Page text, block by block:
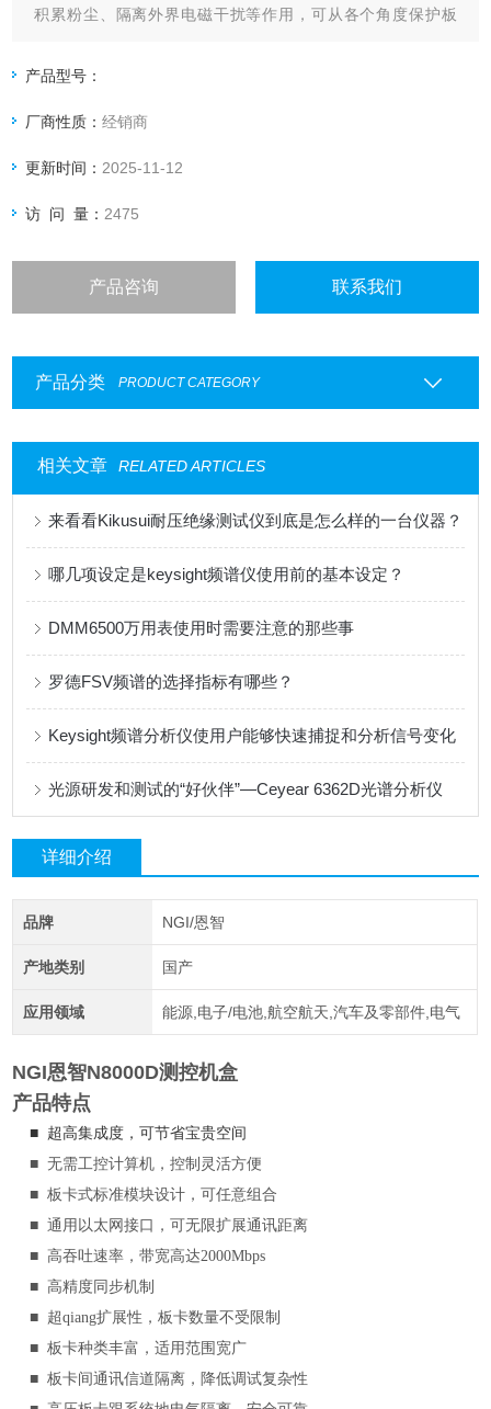
积累粉尘、隔离外界电磁干扰等作用，可从各个角度保护板
产品型号：
厂商性质：经销商
更新时间：2025-11-12
访 问 量：2475
产品咨询 联系我们
产品分类 PRODUCT CATEGORY
相关文章 RELATED ARTICLES
来看看Kikusui耐压绝缘测试仪到底是怎么样的一台仪器？
哪几项设定是keysight频谱仪使用前的基本设定？
DMM6500万用表使用时需要注意的那些事
罗德FSV频谱的选择指标有哪些？
Keysight频谱分析仪使用户能够快速捕捉和分析信号变化
光源研发和测试的“好伙伴”—Ceyear 6362D光谱分析仪
详细介绍
品牌 NGI/恩智
产地类别 国产
应用领域 能源,电子/电池,航空航天,汽车及零部件,电气
NGI恩智N8000D测控机盒
产品特点
■ 超高集成度，可节省宝贵空间
■无需工控计算机，控制灵活方便
■板卡式标准模块设计，可任意组合
■通用以太网接口，可无限扩展通讯距离
■ 高吞吐速率，带宽高达2000Mbps
■ 高精度同步机制
■ 超qiang扩展性，板卡数量不受限制
■板卡种类丰富，适用范围宽广
■板卡间通讯信道隔离，降低调试复杂性